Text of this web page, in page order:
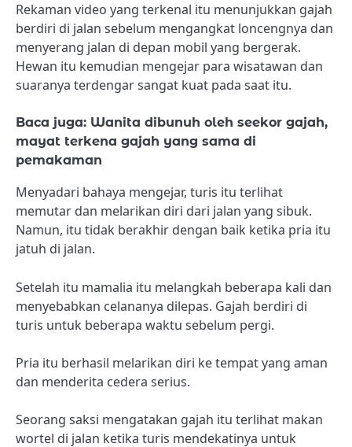
Rekaman video yang terkenal itu menunjukkan gajah
berdiri di jalan sebelum mengangkat loncengnya dan
menyerang jalan di depan mobil yang bergerak.
Hewan itu kemudian mengejar para wisatawan dan
suaranya terdengar sangat kuat pada saat itu.
Baca juga: Wanita dibunuh oleh seekor gajah,
mayat terkena gajah yang sama di
pemakaman
Menyadari bahaya mengejar, turis itu terlihat
memutar dan melarikan diri dari jalan yang sibuk.
Namun, itu tidak berakhir dengan baik ketika pria itu
jatuh di jalan.
Setelah itu mamalia itu melangkah beberapa kali dan
menyebabkan celananya dilepas. Gajah berdiri di
turis untuk beberapa waktu sebelum pergi.
Pria itu berhasil melarikan diri ke tempat yang aman
dan menderita cedera serius.
Seorang saksi mengatakan gajah itu terlihat makan
wortel di jalan ketika turis mendekatinya untuk